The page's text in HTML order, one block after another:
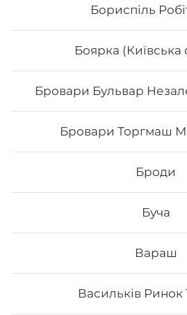
Бориспіль
Боярка (Київська
Бровари Бульвар
Бровари Торгмаш
Броди
Буча
Вараш
Васильків Ринок
Банзай
Вага: 305 г Склад: Рис, норі, сир